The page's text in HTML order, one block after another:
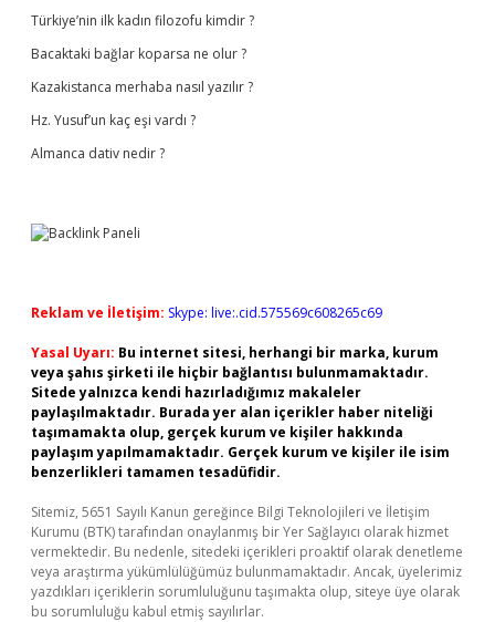
Türkiye’nin ilk kadın filozofu kimdir ?
Bacaktaki bağlar koparsa ne olur ?
Kazakistanca merhaba nasıl yazılır ?
Hz. Yusuf’un kaç eşi vardı ?
Almanca dativ nedir ?
Reklam ve İletişim: Skype: live:.cid.575569c608265c69
Yasal Uyarı: Bu internet sitesi, herhangi bir marka, kurum
veya şahıs şirketi ile hiçbir bağlantısı bulunmamaktadır.
Sitede yalnızca kendi hazırladığımız makaleler
paylaşılmaktadır. Burada yer alan içerikler haber niteliği
taşımamakta olup, gerçek kurum ve kişiler hakkında
paylaşım yapılmamaktadır. Gerçek kurum ve kişiler ile isim
benzerlikleri tamamen tesadüfidir.
Sitemiz, 5651 Sayılı Kanun gereğince Bilgi Teknolojileri ve İletişim
Kurumu (BTK) tarafından onaylanmış bir Yer Sağlayıcı olarak hizmet
vermektedir. Bu nedenle, sitedeki içerikleri proaktif olarak denetleme
veya araştırma yükümlülüğümüz bulunmamaktadır. Ancak, üyelerimiz
yazdıkları içeriklerin sorumluluğunu taşımakta olup, siteye üye olarak
bu sorumluluğu kabul etmiş sayılırlar.